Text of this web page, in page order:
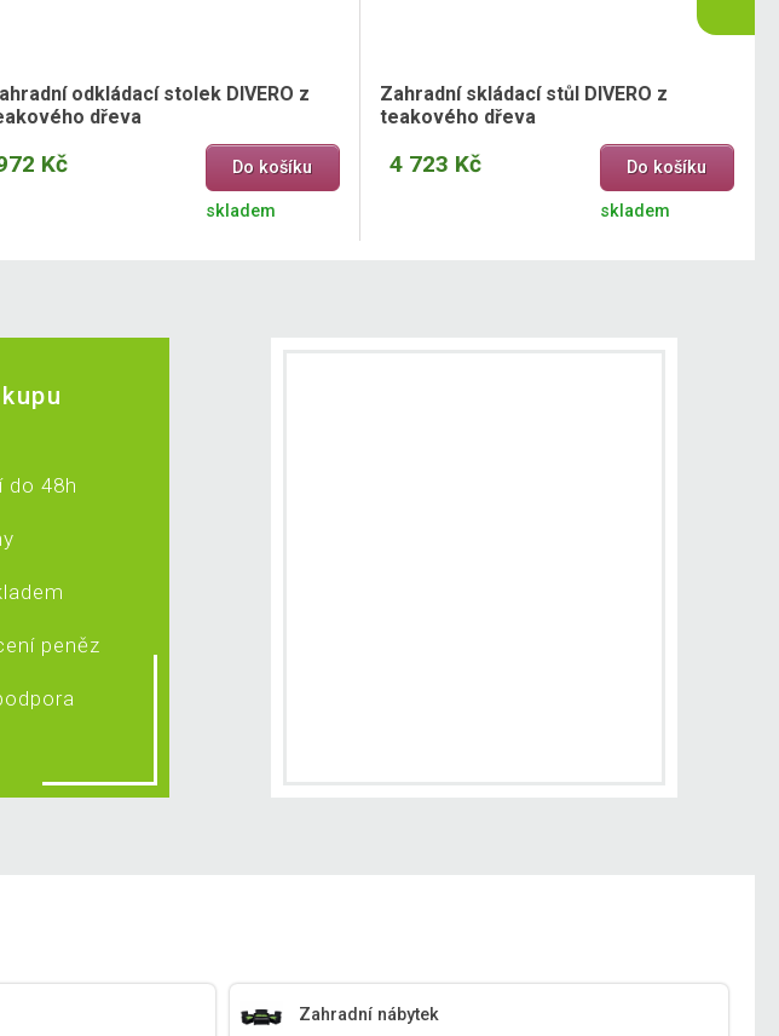
odkládací stolek DIVERO z
dřeva
Kč Do košíku
skladem
Zahradní skládací stůl DIVERO z
teakového dřeva
4 723 Kč Do košíku
skladem
do 48h
peněz
Zahradní nábytek